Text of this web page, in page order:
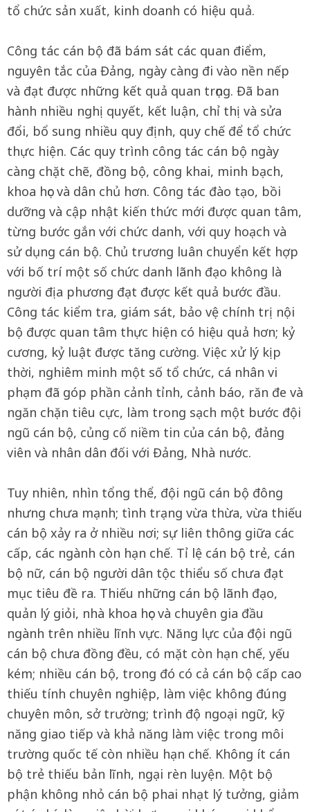
tổ chức sản xuất, kinh doanh có hiệu quả.
Công tác cán bộ đã bám sát các quan điểm,
nguyên tắc của Đảng, ngày càng đi vào nền nếp
và đạt được những kết quả quan trọng. Đã ban
hành nhiều nghị quyết, kết luận, chỉ thị và sửa
đổi, bổ sung nhiều quy định, quy chế để tổ chức
thực hiện. Các quy trình công tác cán bộ ngày
càng chặt chẽ, đồng bộ, công khai, minh bạch,
khoa học và dân chủ hơn. Công tác đào tạo, bồi
dưỡng và cập nhật kiến thức mới được quan tâm,
từng bước gắn với chức danh, với quy hoạch và
sử dụng cán bộ. Chủ trương luân chuyển kết hợp
với bố trí một số chức danh lãnh đạo không là
người địa phương đạt được kết quả bước đầu.
Công tác kiểm tra, giám sát, bảo vệ chính trị nội
bộ được quan tâm thực hiện có hiệu quả hơn; kỷ
cương, kỷ luật được tăng cường. Việc xử lý kịp
thời, nghiêm minh một số tổ chức, cá nhân vi
phạm đã góp phần cảnh tỉnh, cảnh báo, răn đe và
ngăn chặn tiêu cực, làm trong sạch một bước đội
ngũ cán bộ, củng cố niềm tin của cán bộ, đảng
viên và nhân dân đối với Đảng, Nhà nước.
Tuy nhiên, nhìn tổng thể, đội ngũ cán bộ đông
nhưng chưa mạnh; tình trạng vừa thừa, vừa thiếu
cán bộ xảy ra ở nhiều nơi; sự liên thông giữa các
cấp, các ngành còn hạn chế. Tỉ lệ cán bộ trẻ, cán
bộ nữ, cán bộ người dân tộc thiểu số chưa đạt
mục tiêu đề ra. Thiếu những cán bộ lãnh đạo,
quản lý giỏi, nhà khoa học và chuyên gia đầu
ngành trên nhiều lĩnh vực. Năng lực của đội ngũ
cán bộ chưa đồng đều, có mặt còn hạn chế, yếu
kém; nhiều cán bộ, trong đó có cả cán bộ cấp cao
thiếu tính chuyên nghiệp, làm việc không đúng
chuyên môn, sở trường; trình độ ngoại ngữ, kỹ
năng giao tiếp và khả năng làm việc trong môi
trường quốc tế còn nhiều hạn chế. Không ít cán
bộ trẻ thiếu bản lĩnh, ngại rèn luyện. Một bộ
phận không nhỏ cán bộ phai nhạt lý tưởng, giảm